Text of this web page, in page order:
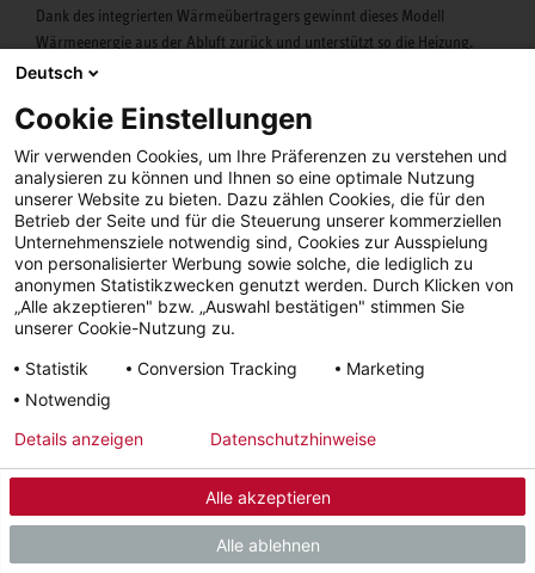
Dank des integrierten Wärmeübertragers gewinnt dieses Modell
Wärmeenergie aus der Abluft zurück und unterstützt so die Heizung.
Ausserdem setzen Sie das Gerät problemlos auch zur passiven Kühlung
Zum Produkt
LWZ 07.1 Premium HKL 230
Deutsch
Cookie Einstellungen
Wir verwenden Cookies, um Ihre Präferenzen zu verstehen und
analysieren zu können und Ihnen so eine optimale Nutzung
unserer Website zu bieten. Dazu zählen Cookies, die für den
Betrieb der Seite und für die Steuerung unserer kommerziellen
Unternehmensziele notwendig sind, Cookies zur Ausspielung
von personalisierter Werbung sowie solche, die lediglich zu
anonymen Statistikzwecken genutzt werden. Durch Klicken von
„Alle akzeptieren" bzw. „Auswahl bestätigen" stimmen Sie
unserer Cookie-Nutzung zu.
Statistik
Conversion Tracking
Marketing
Notwendig
Alle akzeptieren
Alle ablehnen
Details anzeigen Datenschutzhinweise